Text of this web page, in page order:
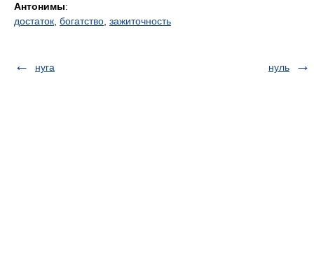
Антонимы:
достаток богатство зажиточность
нуга нуль